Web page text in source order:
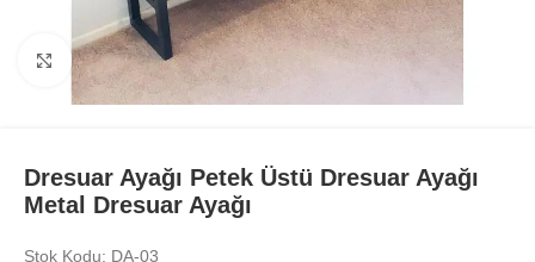
Büyüt
Dresuar Ayağı Petek Üstü Dresuar Ayağı
Metal Dresuar Ayağı
Stok Kodu: DA-03